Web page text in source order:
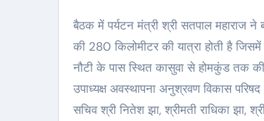
बैठक में पर्यटन मंत्री श्री सतपाल महाराज
की 280 किलोमीटर की यात्रा होती है
नौटी के पास स्थित कासुवा से होमकुंड तक की
उपाध्यक्ष अवस्थापना अनुश्रवण विकास
सचिव श्री नितेश झा, श्रीमती राधिका झा,